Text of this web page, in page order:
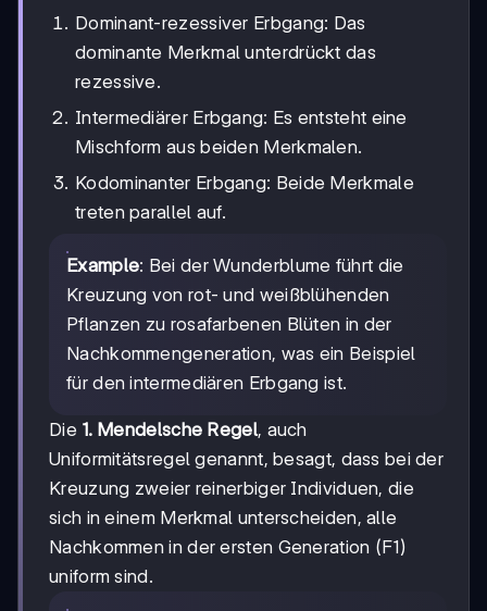
Dominant-rezessiver Erbgang: Das
dominante Merkmal unterdrückt das
rezessive.
Intermediärer Erbgang: Es entsteht eine
Mischform aus beiden Merkmalen.
Kodominanter Erbgang: Beide Merkmale
treten parallel auf.
Example: Bei der Wunderblume führt die
Kreuzung von rot- und weißblühenden
Pflanzen zu rosafarbenen Blüten in der
Nachkommengeneration, was ein Beispiel
für den intermediären Erbgang ist.
Die 1. Mendelsche Regel, auch
Uniformitätsregel genannt, besagt, dass bei der
Kreuzung zweier reinerbiger Individuen, die
sich in einem Merkmal unterscheiden, alle
Nachkommen in der ersten Generation (F1)
uniform sind.